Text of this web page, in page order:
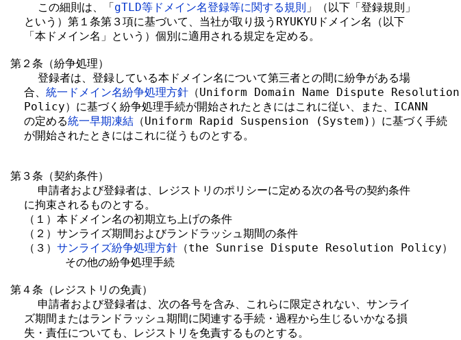
    この細則は、「
gTLD等ドメイン名登録等に関する規則 」（以下「登録規則」
  という）第１条第３項に基づいて、当社が取り扱うRYUKYUドメイン名（以下
  「本ドメイン名」という）個別に適用される規定を定める。
第２条（紛争処理）
    登録者は、登録している本ドメイン名について第三者との間に紛争がある場
  合、
統一ドメイン名紛争処理方針 （Uniform Domain Name Dispute Resolution
  Policy）に基づく紛争処理手続が開始されたときにはこれに従い、また、ICANN
  の定める
統一早期凍結 （Uniform Rapid Suspension (System)）に基づく手続
  が開始されたときにはこれに従うものとする。
第３条（契約条件）
    申請者および登録者は、レジストリのポリシーに定める次の各号の契約条件
  に拘束されるものとする。
  （１）本ドメイン名の初期立ち上げの条件
  （２）サンライズ期間およびランドラッシュ期間の条件
  （３）
サンライズ紛争処理方針 （the Sunrise Dispute Resolution Policy）
        その他の紛争処理手続
第４条（レジストリの免責）
    申請者および登録者は、次の各号を含み、これらに限定されない、サンライ
  ズ期間またはランドラッシュ期間に関連する手続・過程から生じるいかなる損
  失・責任についても、レジストリを免責するものとする。